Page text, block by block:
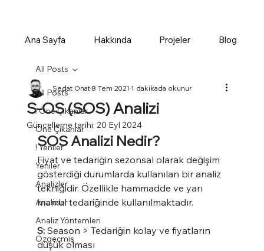
Ana Sayfa Hakkında Projeler Blog
All Posts
! Öne Çıkanlar
Öne Çıkanlar
! Yeniler
Yeniler
Analizler
Analizler
Analiz Yöntemleri
Özgeçmiş
All Posts
S-OS (SOS) Analizi
Sedat Onat8 Tem 2021 1 dakikada okunur
Güncelleme tarihi: 20 Eyl 2024
SOS Analizi Nedir?
Fiyat ve tedariğin sezonsal olarak değişim
gösterdiği durumlarda kullanılan bir analiz
tekniğidir. Özellikle hammadde ve yarı
mamul tedariğinde kullanılmaktadır.
S: Season > Tedariğin kolay ve fiyatların
düşük olması